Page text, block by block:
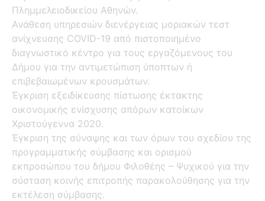
Πλημμελειοδικείου Αθηνών.
Ανάθεση υπηρεσιών διενέργειας μοριακών τεστ
ανίχνευσης COVID-19 από πιστοποιημένο
διαγνωστικό κέντρο για τους εργαζόμενους του
Δήμου για την αντιμετώπιση ύποπτων ή
επιβεβαιωμένων κρουσμάτων.
Έγκριση εξειδίκευσης πίστωσης έκτακτης
οικονομικής ενίσχυσης απόρων κατοίκων
Χριστούγεννα 2020.
Έγκριση της σύναψης και των όρων του σχεδίου της
προγραμματικής σύμβασης και ορισμού
εκπροσώπου του δήμου Φιλοθέης – Ψυχικού για την
σύσταση κοινής επιτροπής παρακολούθησης για την
εκτέλεση σύμβασης.